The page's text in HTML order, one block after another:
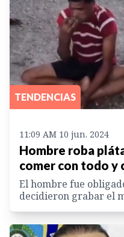
TENDENCIAS
11:09 AM 10 jun. 2024
Hombre roba
comer con todo y
El hombre fue
decidieron grabar el